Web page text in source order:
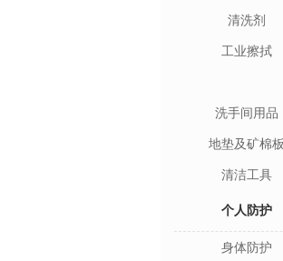
清洗剂
工业擦拭
洗手间用品
地垫及矿棉板
清洁工具
个人防护
身体防护